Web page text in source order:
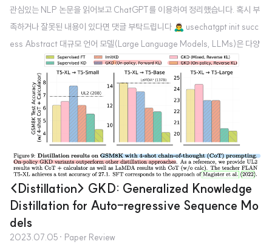
관심있는 NLP 논문을 읽어보고 ChatGPT를 이용하여 정리했습니다. 혹시 부
족하거나 잘못된 내용이 있다면 댓글 부탁드립니다 🙇‍♂️ usechatgpt init succ
ess Abstract 대규모 언어 모델(Large Language Models, LLMs)은 다양
한 추론 작업에서 뛰어난 성능을 보이지만, 많은 매개변수와 접근성 문제로 실
제 적용에 어려움이 있음. LLM에서 생성된 사고 과정 체인을 활용하여 작은 모
델로 추론 능력을 정제하는 방법이 유망함. 복잡한 수학 문제 등에서 LLM이 잘
못된 추론 체인을 생성할 수 있음. 기존 연구는 정확한 답변을 포함한 긍정적 데
이터만을 이용하고, 잘못된 답변을 포함한 데이터는 제외함. 본 연구에서는 부
정적 데이터의 중요성을 제시하고, 긍정적 및 부정적 샘플..
<Distillation> GKD: Generalized Knowledge
Distillation for Auto-regressive Sequence Mo
dels
2023.07.05 · Paper Review